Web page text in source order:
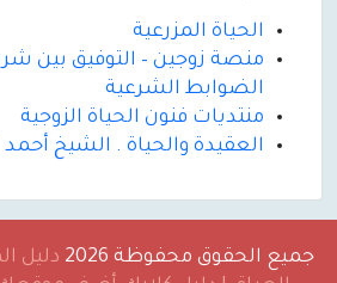
الحياة المزرعية
منصة زوجين – التوفيق بين
الضوابط الشرعية
منتديات فنون الحياة الزوجية
العقيدة والحياة . الشيخ
جميع الحقوق محفوظة 2026
دليل